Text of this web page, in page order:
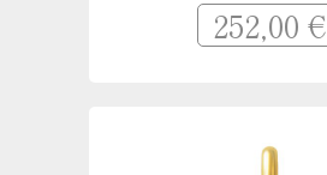
252,00 €